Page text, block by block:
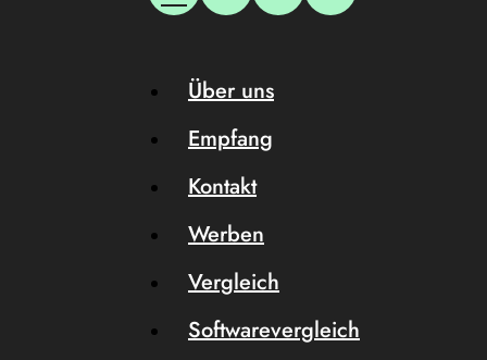
Über uns
Empfang
Kontakt
Werben
Vergleich
Softwarevergleich